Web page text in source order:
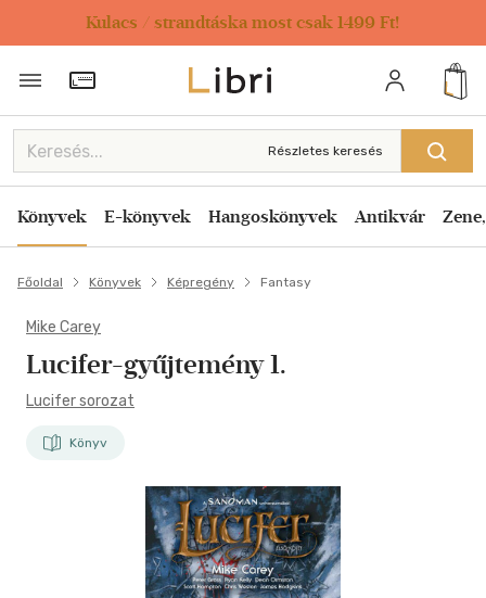
Kulacs / strandtáska most csak 1499 Ft!
Törzsvásárlói Kártya adatai
Részletes keresés
Könyvek E-könyvek Hangoskönyvek Antikvár
Főoldal Könyvek Képregény Fantasy
Mike Carey
Lucifer-gyűjtemény 1.
Lucifer sorozat
Könyv